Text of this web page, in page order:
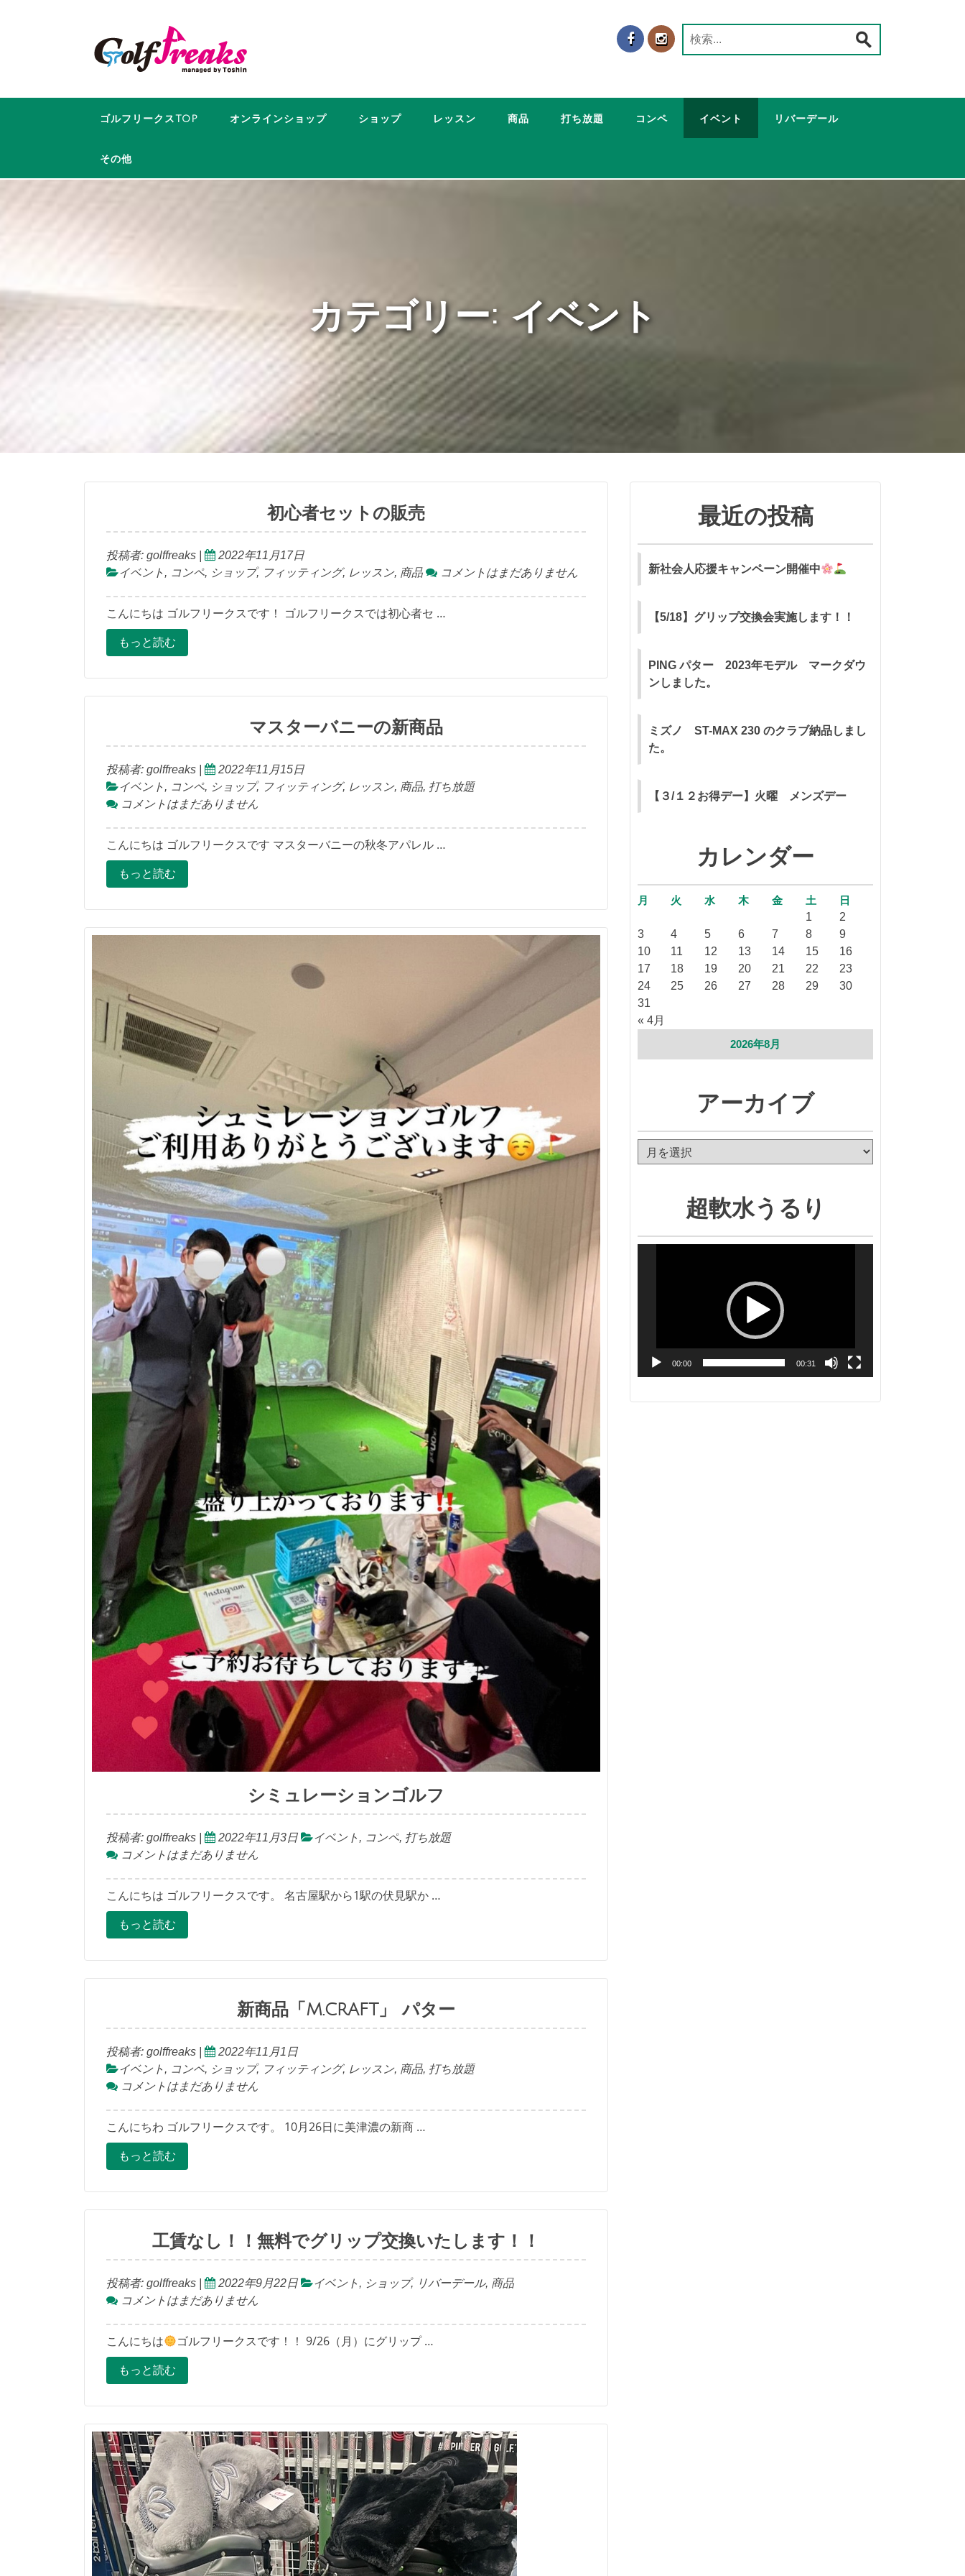
検
索:
ゴルフリークスTOP オンラインショップ ショップ レッスン 商品 打ち放題 コンペ イベント リバーデール
その他
カテゴリー: イベント
初心者セットの販売
投稿者: golffreaks
2022年11月17日
イベント , コンペ, ショップ, フィッティング, レッスン, 商品 コメントはまだありません
こんにちは ゴルフリークスです！ ゴルフリークスでは初心者セ …
もっと読む
マスターバニーの新商品
投稿者: golffreaks
2022年11月15日
イベント , コンペ, ショップ, フィッティング, レッスン, 商品, 打ち放題
コメントはまだありません
こんにちは ゴルフリークスです マスターバニーの秋冬アパレル …
もっと読む
シミュレーションゴルフ
投稿者: golffreaks 2022年11月3日 イベント , コンペ, 打ち放題
コメントはまだありません
こんにちは ゴルフリークスです。 名古屋駅から1駅の伏見駅か …
もっと読む
新商品「M.CRAFT」 パター
投稿者: golffreaks
2022年11月1日
イベント , コンペ, ショップ, フィッティング, レッスン, 商品, 打ち放題
コメントはまだありません
こんにちわ ゴルフリークスです。 10月26日に美津濃の新商 …
もっと読む
工賃なし！！無料でグリップ交換いたします！！
投稿者: golffreaks 2022年9月22日 イベント , ショップ, リバーデール, 商品
コメントはまだありません
こんにちは ゴルフリークスです！！ 9/26（月）にグリップ …
もっと読む
最近の投稿
新社会人応援キャンペーン開催中
【5/18】グリップ交換会実施します！！
PING パター 2023年モデル マークダウ
ンしました。
ミズノ ST-MAX 230 のクラブ納品しまし
た。
【３/１２お得デー】火曜 メンズデー
カレンダー
2026年8月
月 火 水 木 金 土 日
« 4月
1
2
3
4 5 6 7 8
9
10
11 12 13 14 15
16
17
18 19 20 21 22
23
24
25 26 27 28 29
30
31
アーカイブ
ー
超軟水うるり
00:00 00:31